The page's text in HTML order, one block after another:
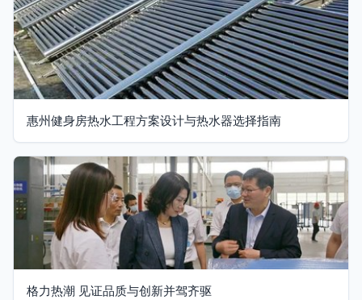
惠州健身房热水工程方案设计与热水器选择指南
格力热潮 见证品质与创新并驾齐驱